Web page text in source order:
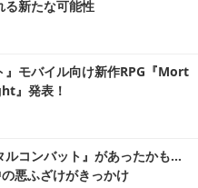
る新たな可能性
』モバイル向け新作RPG『Mort
』発表！
ルコンバット』があったかも…
悪ふざけがきっかけ